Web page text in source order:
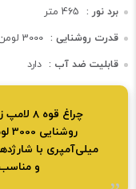
برد نور : 465 متر
قدرت روشنایی : 3000 لومن
قابلیت ضد آب : دارد
و